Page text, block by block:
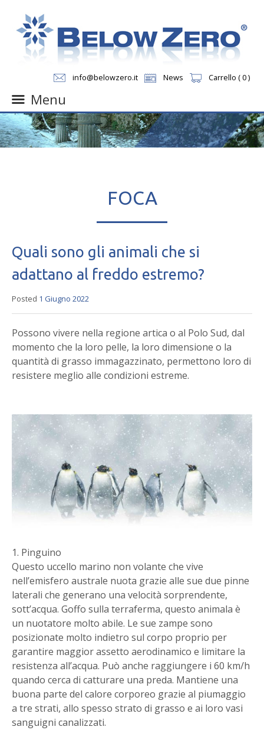
info@belowzero.it News Carrello ( 0 )
Menu
Skip
to
content
FOCA
Quali sono gli animali che si
adattano al freddo estremo?
Posted 1 Giugno 2022
Possono vivere nella regione artica o al Polo Sud, dal
momento che la loro pelle, la loro dimensione o la
quantità di grasso immagazzinato, permettono loro di
resistere meglio alle condizioni estreme.
1. Pinguino
Questo uccello marino non volante che vive
nell’emisfero australe nuota grazie alle sue due pinne
laterali che generano una velocità sorprendente,
sott’acqua. Goffo sulla terraferma, questo animala è
un nuotatore molto abile. Le sue zampe sono
posizionate molto indietro sul corpo proprio per
garantire maggior assetto aerodinamico e limitare la
resistenza all’acqua. Può anche raggiungere i 60 km/h
quando cerca di catturare una preda. Mantiene una
buona parte del calore corporeo grazie al piumaggio
a tre strati, allo spesso strato di grasso e ai loro vasi
sanguigni canalizzati.